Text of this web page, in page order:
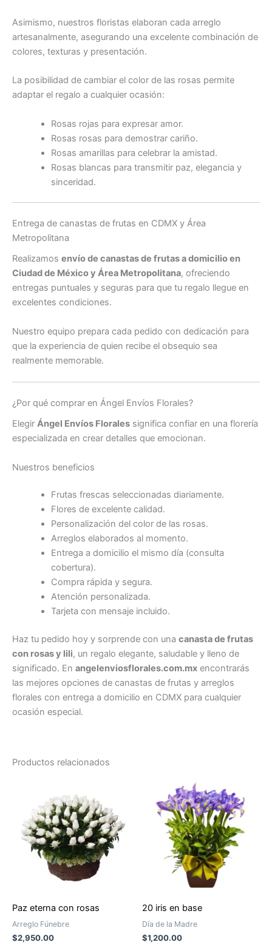
Asimismo, nuestros floristas elaboran cada arreglo
artesanalmente, asegurando una excelente combinación de
colores, texturas y presentación.
La posibilidad de cambiar el color de las rosas permite
adaptar el regalo a cualquier ocasión:
Rosas rojas para expresar amor.
Rosas rosas para demostrar cariño.
Rosas amarillas para celebrar la amistad.
Rosas blancas para transmitir paz, elegancia y
sinceridad.
Entrega de canastas de frutas en CDMX y Área
Metropolitana
Realizamos envío de canastas de frutas a domicilio en
Ciudad de México y Área Metropolitana, ofreciendo
entregas puntuales y seguras para que tu regalo llegue en
excelentes condiciones.
Nuestro equipo prepara cada pedido con dedicación para
que la experiencia de quien recibe el obsequio sea
realmente memorable.
¿Por qué comprar en Ángel Envíos Florales?
Elegir Ángel Envíos Florales significa confiar en una florería
especializada en crear detalles que emocionan.
Nuestros beneficios
Frutas frescas seleccionadas diariamente.
Flores de excelente calidad.
Personalización del color de las rosas.
Arreglos elaborados al momento.
Entrega a domicilio el mismo día (consulta
cobertura).
Compra rápida y segura.
Atención personalizada.
Tarjeta con mensaje incluido.
Haz tu pedido hoy y sorprende con una canasta de frutas
con rosas y lili, un regalo elegante, saludable y lleno de
significado. En angelenviosflorales.com.mx encontrarás
las mejores opciones de canastas de frutas y arreglos
florales con entrega a domicilio en CDMX para cualquier
ocasión especial.
Productos relacionados
Paz eterna con rosas
Arreglo Fúnebre
$2,950.00
20 iris en base
Día de la Madre
$1,200.00